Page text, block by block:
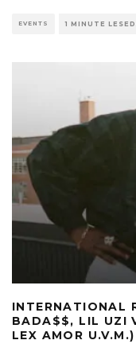
EVENTS 1 MINUTE
INTERNATIONAL
BADA$$, LIL UZI
LEX AMOR U.V.M.)